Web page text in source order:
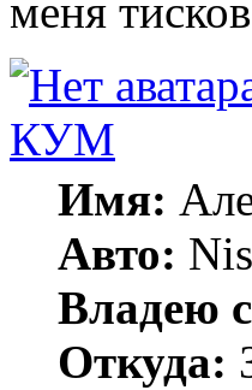
меня
КУМ
Имя:
Авто:
Владею
Откуда: